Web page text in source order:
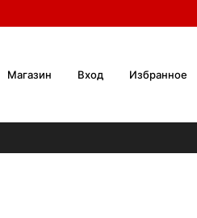
Магазин Вход Избранное